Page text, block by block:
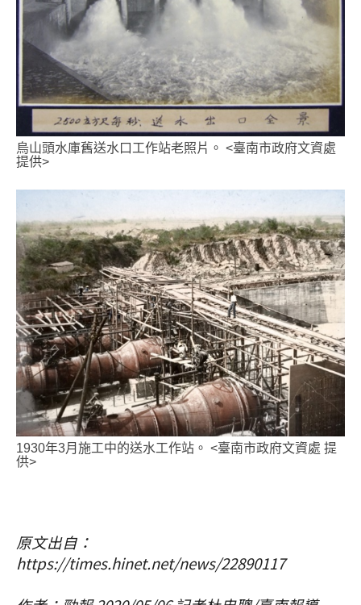
烏山頭水庫舊送水口工作站老照片。 <臺南市政府文資處
提供>
1930年3月施工中的送水工作站。 <臺南市政府文資處 提
供>
原文出自：
https://times.hinet.net/news/22890117